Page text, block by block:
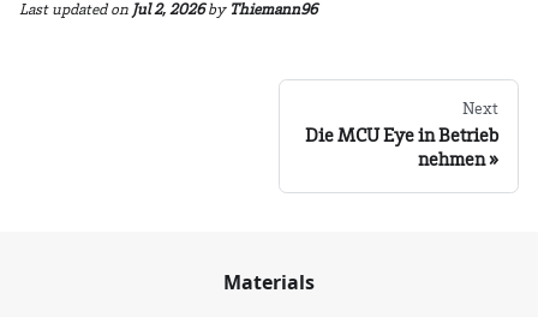
Last updatedon Jul 2, 2026by Thiemann96
Next
Die MCU Eye in Betrieb
nehmen
Materials